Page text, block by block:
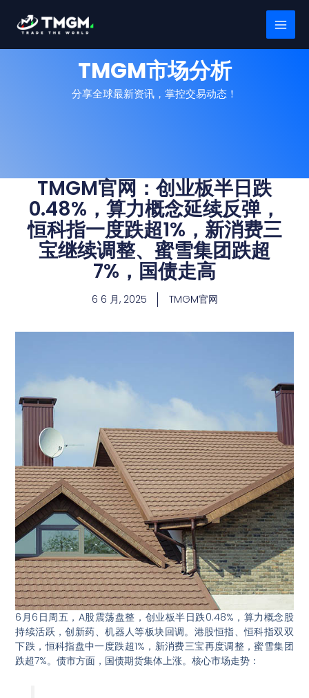
TMGM市场分析
分享全球最新资讯，掌控交易动态！
TMGM官网：创业板半日跌
0.48%，算力概念延续反弹，
恒科指一度跌超1%，新消费三
宝继续调整、蜜雪集团跌超
7%，国债走高
6 6 月, 2025 TMGM官网
6月6日周五，A股震荡盘整，创业板半日跌0.48%，算力概念股
持续活跃，创新药、机器人等板块回调。港股恒指、恒科指双双
下跌，恒科指盘中一度跌超1%，新消费三宝再度调整，蜜雪集团
跌超7%。债市方面，国债期货集体上涨。核心市场走势：